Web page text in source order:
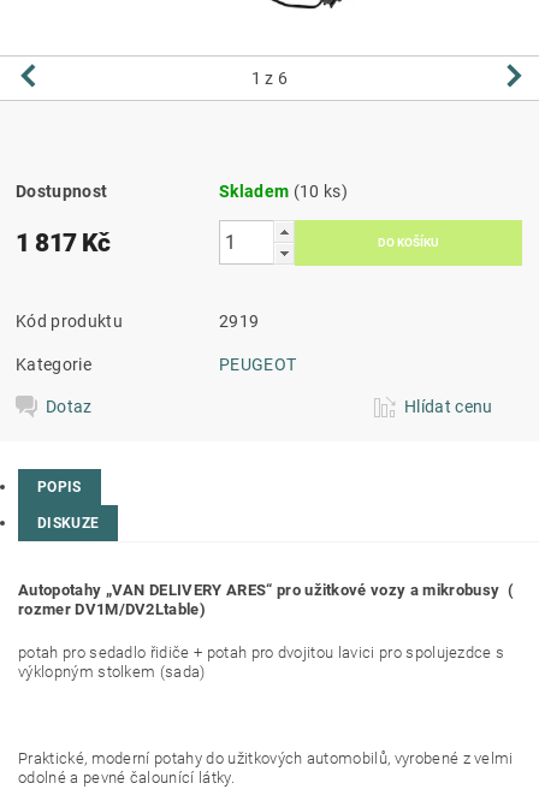
1 z 6
Dostupnost Skladem (10 ks)
1 817 Kč
Kód produktu 2919
Kategorie PEUGEOT
Dotaz Hlídat cenu
POPIS
DISKUZE
Autopotahy „VAN DELIVERY ARES“ pro užitkové vozy a mikrobusy (
rozmer DV1M/DV2Ltable)
potah pro sedadlo řidiče + potah pro dvojitou lavici pro spolujezdce s
výklopným stolkem (sada)
Praktické, moderní potahy do užitkových automobilů, vyrobené z velmi
odolné a pevné čalounící látky.